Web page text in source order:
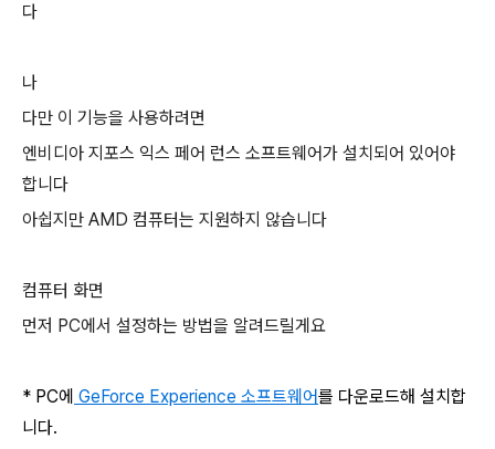
다
나
다만 이 기능을 사용하려면
엔비디아 지포스 익스 페어 런스 소프트웨어가 설치되어 있어야
합니다
아쉽지만 AMD 컴퓨터는 지원하지 않습니다
컴퓨터 화면
먼저 PC에서 설정하는 방법을 알려드릴게요
* PC에 GeForce Experience 소프트웨어를 다운로드해 설치합
니다.